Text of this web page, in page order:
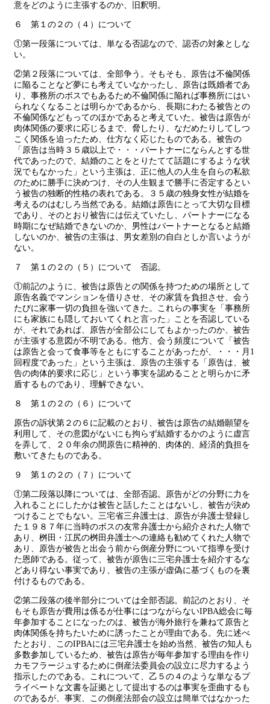
意をどのように主張するのか、旧釈明。
６ 第１の２の（４）について
①第一段落については、単なる否認なので、認否の対象としな
い。
②第２段落については、全部争う。そもそも、原告は不倫関係
に陥ることなど夢にも考えていなかったし、原告は既婚者であ
り、事務所のボスでもあるため不倫関係に陥れば事務所にはい
られなくなることは明らかであるから、長期にわたる被告との
不倫関係などもってのほかであると考えていた。被告は原告が
肉体関係の要求に応じるまで、脅したり、なだめたりしてしつ
こく関係を迫ったため、仕方なく応じたものである。被告の
「原告は当時３５歳以上で・・・パートナーにならんとする世
代であったので、結婚のことをとりたてて話題にするような状
況でもなかった」という主張は、正に他人の人生を自らの私欲
のために勝手に決めつけ、その人生観まで勝手に否定するとい
う被告の独断的性格の表れである。３５歳の独身女性が結婚を
考えるのはむしろ当然である。結婚は原告にとって大切な目標
であり、そのとおり被告には伝えていたし、パートナーになる
時期になぜ結婚できないのか、男性はパートナーとなると結婚
しないのか、被告の主張は、男女差別の自白としか言いようが
ない。
７ 第１の２の（５）について 否認。
①前記のように、被告は原告との関係を持つための場所として
原告名義でマンションを借りさせ、その家賃を負担させ、会う
たびに家事一切の負担を強いてきた。これらの事実を「事務所
にも家族にも隠しておいてくれと言った」ことを否認している
が、それであれば、原告が全部公にしてもよかったのか、被告
が主張する意図が不明である。他方、会う頻度について「被告
は原告と会って食事等をともにすることがあったが、・・・月1
回程度であった」という主張は、原告の主張する「原告は、被
告の肉体的要求に応じ」という事実を認めることと明らかに矛
盾するものであり、理解できない。
８ 第１の２の（６）について
原告の訴状第２の６に記載のとおり、被告は原告の結婚願望を
利用して、その意図がないにも拘らず結婚するかのように虚言
を弄して、２０年余の間原告に精神的、肉体的、経済的負担を
敷いてきたものである。
９ 第１の２の（７）について
①第二段落以降については、全部否認。原告がどの分野に力を
入れることにしたかは被告と話したことはないし、被告が決め
つけることでもない。三宅省三弁護士は、原告が弁護士登録し
た１９８７年に当時のボスの友常弁護士から紹介された人物で
あり、桝田・江尻の桝田弁護士への連絡も勧めてくれた人物で
あり、原告が被告と出会う前から倒産分野について指導を受け
た恩師である。従って、被告が原告に三宅弁護士を紹介するな
どあり得ない事実であり、被告の主張が虚偽に基づくものを裏
付けるものである。
②第二段落の後半部分については全部否認。前記のとおり、そ
もそも原告が費用は係るが仕事にはつながらないIPBA総会に毎
年参加することになったのは、被告が海外旅行を兼ねて原告と
肉体関係を持ちたいために誘ったことが理由である。先に述べ
たとおり、このIPBAには三宅弁護士を始め当然、被告の知人も
多数参加しているため、被告は原告が毎年参加する理由を作り
カモフラージュするために倒産法委員会の設立に尽力するよう
指示したのである。これについて、乙５の４のような単なるプ
ライベートな文書を証拠として提出するのは事実を歪曲するも
のであるが、事実、この倒産法部会の設立は簡単ではなかった